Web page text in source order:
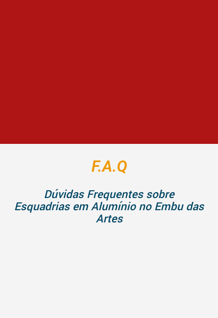
F.A.Q
Dúvidas Frequentes sobre
Esquadrias em Alumínio no Embu das
Artes